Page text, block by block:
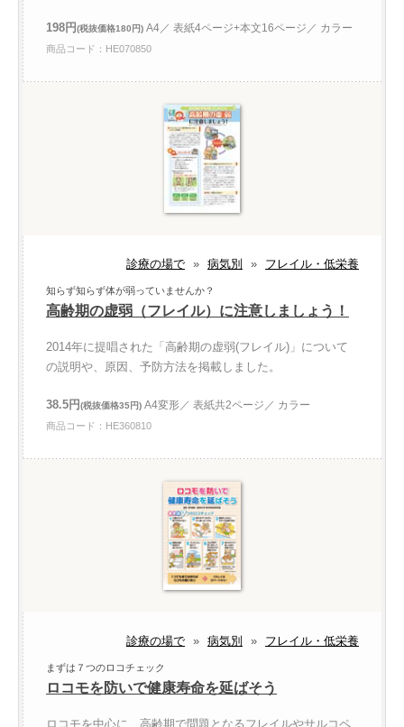
198円(税抜価格180円) A4／ 表紙4ページ+本文16ページ／ カラー
商品コード：HE070850
診療の場で » 病気別 » フレイル・低栄養
知らず知らず体が弱っていませんか？
高齢期の虚弱（フレイル）に注意しましょう！
2014年に提唱された「高齢期の虚弱(フレイル)」について
の説明や、原因、予防方法を掲載しました。
38.5円(税抜価格35円) A4変形／ 表紙共2ページ／ カラー
商品コード：HE360810
診療の場で » 病気別 » フレイル・低栄養
まずは７つのロコチェック
ロコモを防いで健康寿命を延ばそう
ロコモを中心に、高齢期で問題となるフレイルやサルコペ